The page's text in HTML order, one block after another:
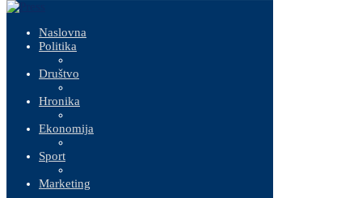
Naslovna
Politika
Društvo
Hronika
Ekonomija
Sport
Marketing